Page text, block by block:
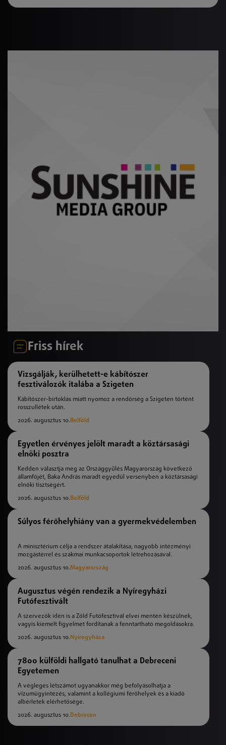
Friss hírek
Vizsgálják, kerülhetett-e kábítószer
fesztiválozók italába a Szigeten
Kábítószer-birtoklás miatt nyomoz a rendőrség a Szigeten történt
rosszullétek után.
2026. augusztus 10.Belföld
Egyetlen érvényes jelölt maradt a köztársasági
elnöki posztra
Kedden választja meg az Országgyűlés Magyarország következő
államfőjét, Baka András maradt egyedül versenyben a köztársasági
elnöki tisztségért.
2026. augusztus 10.Belföld
Súlyos férőhelyhiány van a gyermekvédelemben
A minisztérium célja a rendszer átalakítása, nagyobb intézményi
mozgástérrel és szakmai munkacsoportok létrehozásával.
2026. augusztus 10.Magyarország
Augusztus végén rendezik a Nyíregyházi
Futófesztivált
A szervezők idén is a Zöld Futófesztivál elvei mentén készülnek,
vagyis kiemelt figyelmet fordítanak a fenntartható megoldásokra.
2026. augusztus 10. Nyíregyháza
7800 külföldi hallgató tanulhat a Debreceni
Egyetemen
A végleges létszámot ugyanakkor még befolyásolhatja a
vízumügyintézés, valamint a kollégiumi férőhelyek és a kiadó
albérletek elérhetősége.
2026. augusztus 10.Debrecen